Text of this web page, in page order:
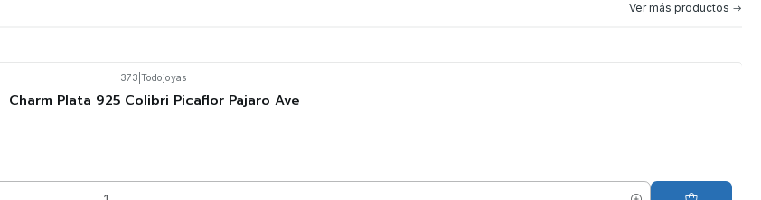
Ver más productos
373 Todojoyas
Charm Plata 925 Colibri Picaflor Pajaro Ave